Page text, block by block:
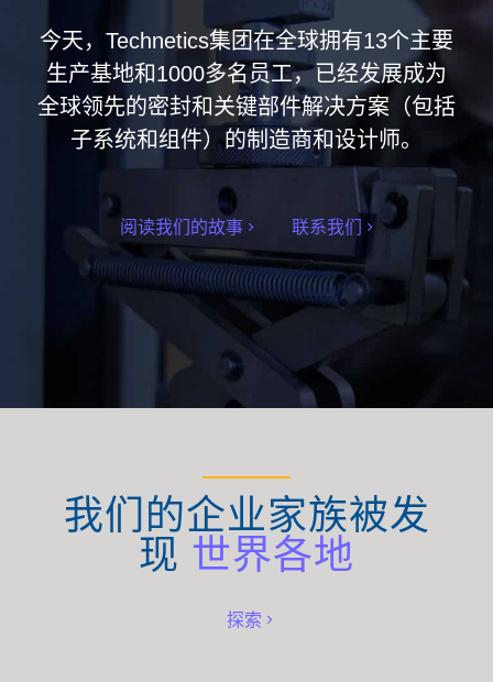
今天，Technetics集团在全球拥有13个主要
生产基地和1000多名员工，已经发展成为
全球领先的密封和关键部件解决方案（包括
子系统和组件）的制造商和设计师。
阅读我们的故事 联系我们
我们的企业家族被发
现 世界各地
探索